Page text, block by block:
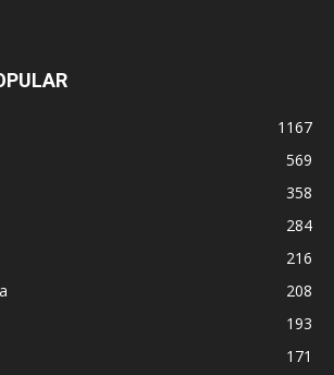
1167
569
358
284
216
208
193
171